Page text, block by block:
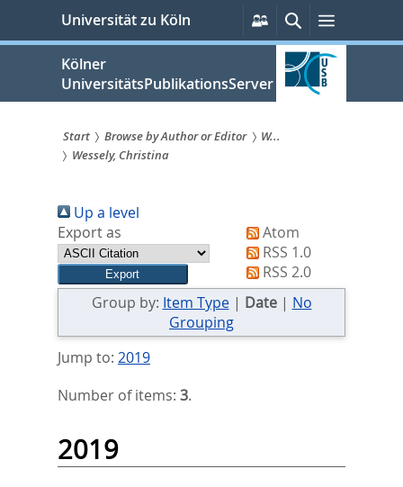
springen
Universität zu Köln
Persönliche
Services
SucheMenü
Kölner
UniversitätsPublikationsServer
Sie
sind
hier:
Start Browse by Author or Editor
W...
Wessely, Christina
Up a level
Export as
Atom
RSS 1.0
RSS 2.0
Group by: Item Type| Date| No
Grouping
Jump to: 2019
Number of items: 3.
2019